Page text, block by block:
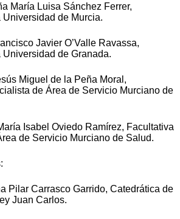
María Luisa Sánchez Ferrer,
de Murcia.
Javier O’Valle Ravassa,
de Granada.
Miguel de la Peña Moral,
de Área de Servicio Murciano de
Isabel Oviedo Ramírez, Facultativa
de Servicio Murciano de Salud.
Pilar Carrasco Garrido, Catedrática de
Juan Carlos.